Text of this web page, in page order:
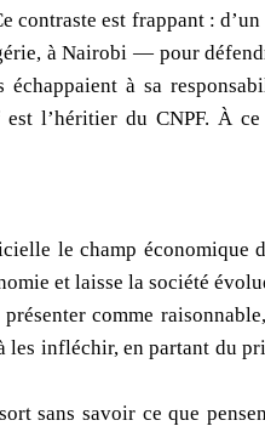
est frappant :
à Nairobi — pour
à sa
l’héritier du CNPF. À
le champ économique
et laisse la société
comme
les infléchir, en partant du
sans savoir ce que